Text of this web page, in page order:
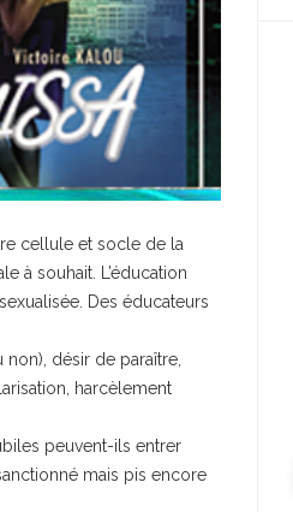
cellule et socle de la
à souhait. L’éducation
Des éducateurs
désir de paraître,
harcèlement
peuvent-ils entrer
mais pis encore